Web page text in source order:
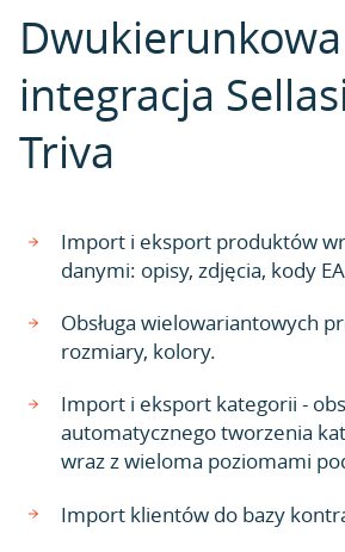
Dwukierunkowa
integracja
Triva
Import i eksport produktów
danymi: opisy, zdjęcia, kody
Obsługa wielowariantowych
rozmiary, kolory.
Import i eksport kategorii -
automatycznego tworzenia
wraz z wieloma poziomami
Import klientów do bazy